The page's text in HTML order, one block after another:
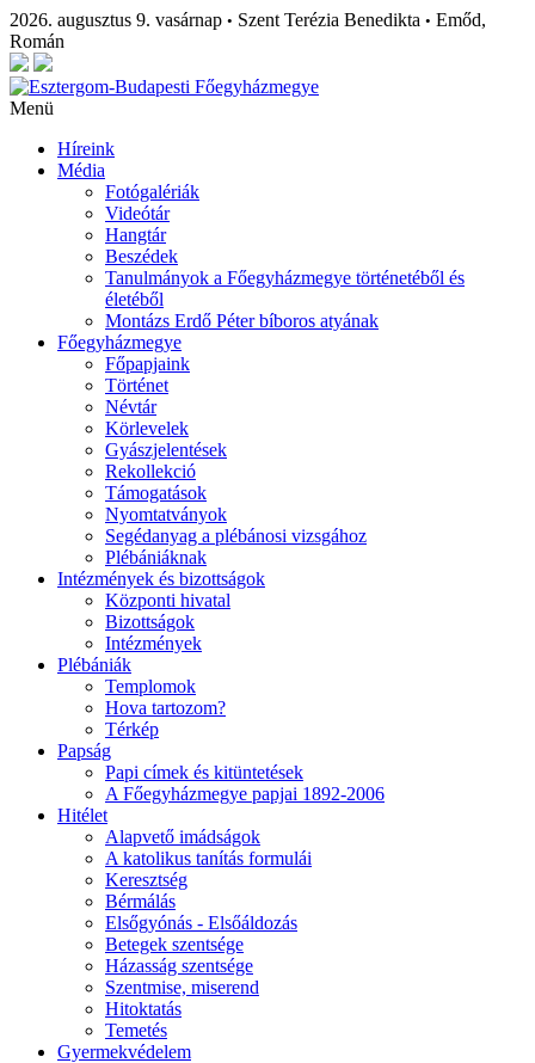
2026. augusztus 9. vasárnap • Szent Terézia Benedikta • Emőd,
Román
Menü
Híreink
Média
Fotógalériák
Videótár
Hangtár
Beszédek
Tanulmányok a Főegyházmegye történetéből és
életéből
Montázs Erdő Péter bíboros atyának
Főegyházmegye
Főpapjaink
Történet
Névtár
Körlevelek
Gyászjelentések
Rekollekció
Támogatások
Nyomtatványok
Segédanyag a plébánosi vizsgához
Plébániáknak
Intézmények és bizottságok
Központi hivatal
Bizottságok
Intézmények
Plébániák
Templomok
Hova tartozom?
Térkép
Papság
Papi címek és kitüntetések
A Főegyházmegye papjai 1892-2006
Hitélet
Alapvető imádságok
A katolikus tanítás formulái
Keresztség
Bérmálás
Elsőgyónás - Elsőáldozás
Betegek szentsége
Házasság szentsége
Szentmise, miserend
Hitoktatás
Temetés
Gyermekvédelem